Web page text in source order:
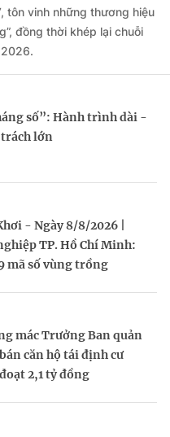
tôn vinh những thương hiệu
đồng thời khép lại chuỗi
số”: Hành trình dài -
lớn
- Ngày 8/8/2026 |
TP. Hồ Chí Minh:
mã số vùng trồng
mác Trưởng Ban quản
căn hộ tái định cư
2,1 tỷ đồng